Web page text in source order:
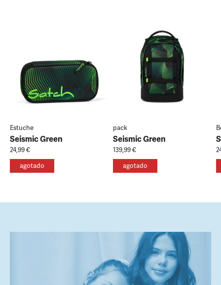
Estuche
Seismic Green
24,99 €
agotado
pack
Seismic Green
139,99 €
agotado